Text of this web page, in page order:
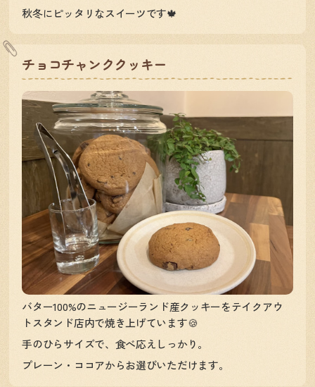
秋冬にピッタリなスイーツです🍁
チョコチャンククッキー
バター100%のニュージーランド産クッキーをテイクアウ
トスタンド店内で焼き上げています🍪
手のひらサイズで、食べ応えしっかり。
プレーン・ココアからお選びいただけます。